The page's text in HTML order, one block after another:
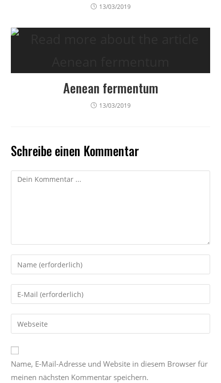
13/03/2019
Aenean fermentum
13/03/2019
Schreibe einen Kommentar
Name, E-Mail-Adresse und Website in diesem Browser für
meinen nächsten Kommentar speichern.